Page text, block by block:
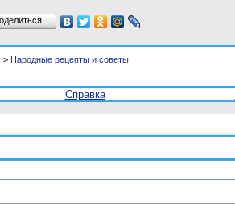
> Народные рецепты и советы.
Справка